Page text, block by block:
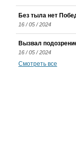
Без тыла нет
16 / 05 / 2024
Вызвал
16 / 05 / 2024
Смотреть все